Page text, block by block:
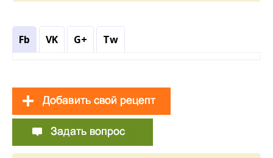
Fb VK G+ Tw